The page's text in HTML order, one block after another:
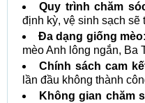
Quy trình chăm
định kỳ, vệ sinh sạch
Đa dạng giống mèo:
mèo Anh lông ngắn,
Chính sách cam
lần đầu không thành
Không gian chăm